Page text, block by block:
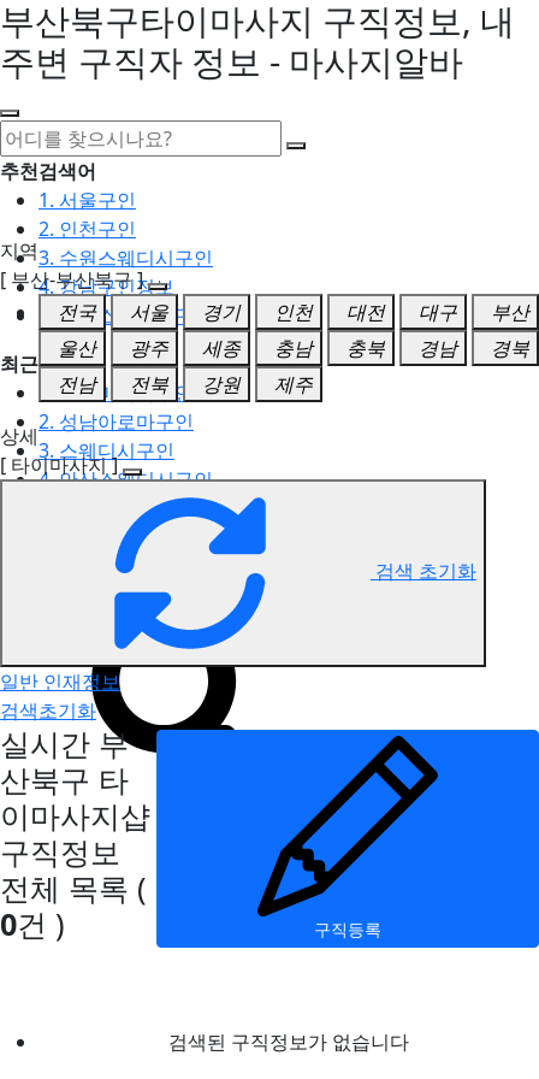
부산북구타이마사지 구직정보, 내
주변 구직자 정보 - 마사지알바
추천검색어
1. 서울구인
2. 인천구인
3. 수원스웨디시구인
4. 강남구인정보
5. 동탄스웨디시구인
최근검색어
1. 일산마사지구인
2. 성남아로마구인
3. 스웨디시구인
4. 안산스웨디시구인
5. 아로마구인
부산북구 타이마사지 구직정보
지역
[ 부산-부산북구 ]
전국
서울 경기 인천 대전 대구
부산
울산
광주 세종 충남 충북 경남
경북
전남
전북 강원
제주
상세
[ 타이마사지 ]
검색 초기화
일반 인재정보
검색초기화
실시간 부
산북구 타
이마사지샵
구직정보
전체 목록 (
0건 ) 구직등록
검색된 구직정보가 없습니다